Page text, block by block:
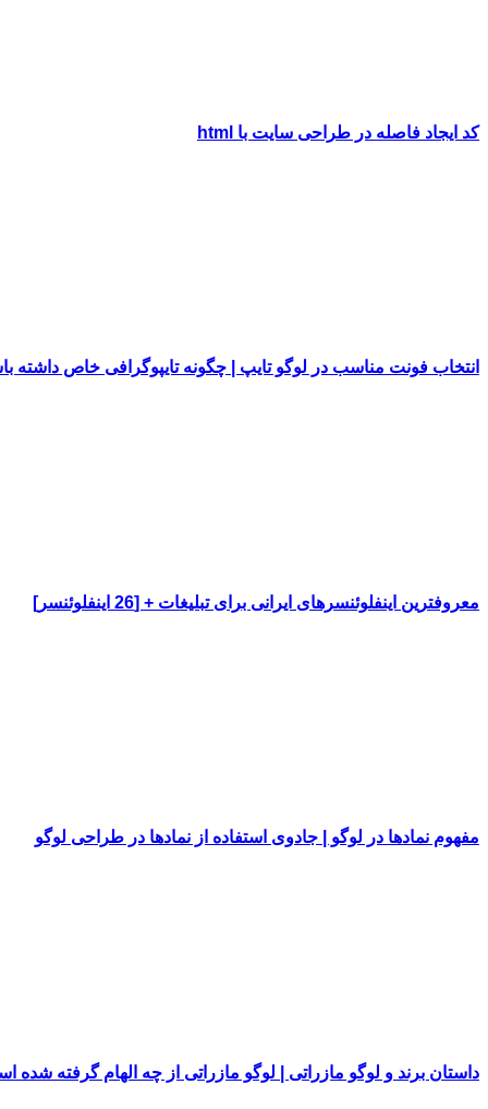
کد ایجاد فاصله در طراحی سایت با html
انتخاب فونت مناسب در لوگو تایپ | چگونه تایپوگرافی خاص داشته
معروفترین اینفلوئنسرهای ایرانی برای تبلیغات + [26 اینفلوئنسر]
مفهوم نمادها در لوگو | جادوی استفاده از نمادها در طراحی لوگو
داستان برند و لوگو مازراتی | لوگو مازراتی از چه الهام گرفته شده